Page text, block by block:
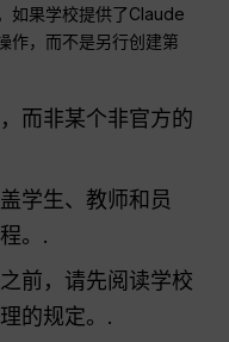
如果学校提供了Claude
作，而不是另行创建第
而非某个非官方的
学生、教师和员
。.
前，请先阅读学校
的规定。.